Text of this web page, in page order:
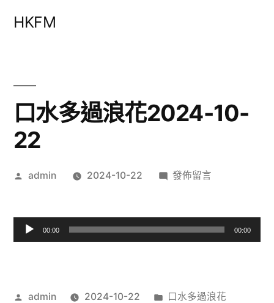
HKFM
口水多過浪花2024-10-
22
作
admin 2024-10-22
在
多
過
2024-
發佈留言
訊
00:00 00:00
作
admin 2024-10-22
分
口水多過浪花